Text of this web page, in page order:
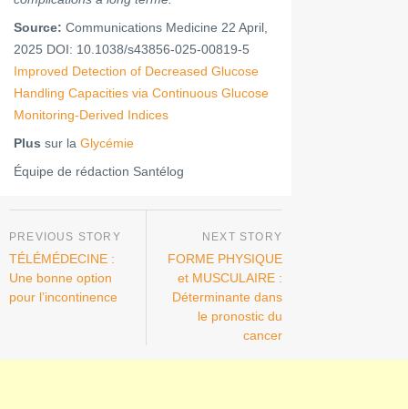
Source: Communications Medicine 22 April,
2025 DOI: 10.1038/s43856-025-00819-5
Improved Detection of Decreased Glucose
Handling Capacities via Continuous Glucose
Monitoring-Derived Indices
Plus sur la Glycémie
Équipe de rédaction Santélog
TÉLÉMÉDECINE :
Une bonne option
pour l’incontinence
FORME PHYSIQUE
et MUSCULAIRE :
Déterminante dans
le pronostic du
cancer